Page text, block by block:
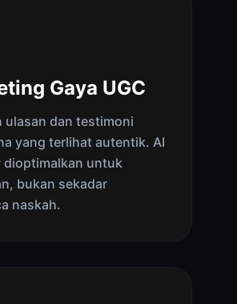
Gaya UGC
ulasan dan testimoni
yang terlihat autentik. AI
dioptimalkan untuk
bukan sekadar
naskah.